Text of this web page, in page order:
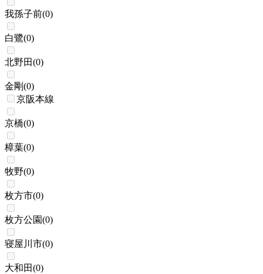
我孫子前(0)
白鷺(0)
北野田(0)
金剛(0)
京阪本線
京橋(0)
樟葉(0)
牧野(0)
枚方市(0)
枚方公園(0)
寝屋川市(0)
大和田(0)